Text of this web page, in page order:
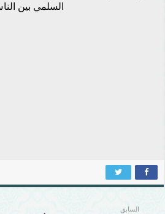
السلمي بين
السابق